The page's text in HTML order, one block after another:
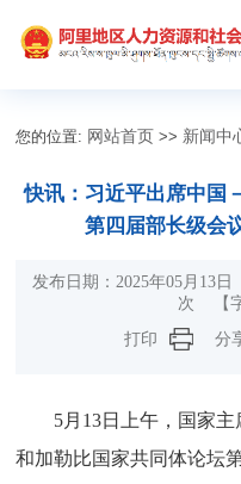
您的位置: 网站首页 >> 新闻中
快讯：习近平出席中国
第四届部长级会
发布日期：2025年05月
次 【字
打印
分
5月13日上午，国家
和加勒比国家共同体论坛